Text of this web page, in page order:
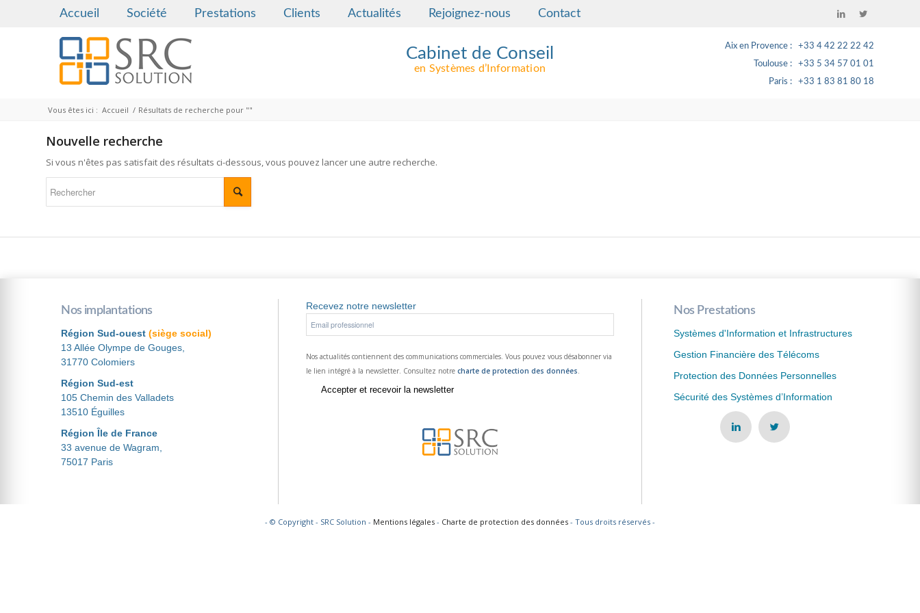
Accueil Société Prestations Clients Actualités Rejoignez-nous Contact
Cabinet de Conseil
en Systèmes d’Information
Aix en Provence
+33 4 42 22 22 42
Toulouse
+33 5 34 57 01 01
Paris
+33 1 83 81 80 18
Vous êtes ici : Accueil / Résultats de recherche pour ""
Nouvelle recherche
Si vous n'êtes pas satisfait des résultats ci-dessous, vous pouvez lancer une autre recherche.
Nos implantations
Région Sud-ouest (siège social)
13 Allée Olympe de Gouges,
31770 Colomiers
Région Sud-est
105 Chemin des Valladets
13510 Éguilles
Région Île de France
33 avenue de Wagram,
75017 Paris
Recevez notre newsletter
Nos actualités contiennent des communications commerciales. Vous pouvez vous désabonner via
le lien intégré à la newsletter. Consultez notre charte de protection des données.
Nos Prestations
Systèmes d'Information et Infrastructures
Gestion Financière des Télécoms
Protection des Données Personnelles
Sécurité des Systèmes d’Information
- © Copyright - SRC Solution - Mentions légales - Charte de protection des données - Tous droits réservés -